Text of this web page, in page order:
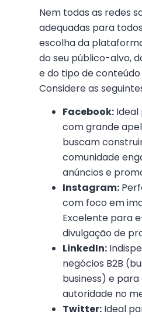
Nem todas as redes
adequadas para
escolha da
do seu público-alvo,
e do tipo de
Considere as
Facebook: Ideal
com grande
buscam
comunidade
anúncios e
Instagram:
com foco em
Excelente para
divulgação de
LinkedIn:
negócios B2B
business) e
autoridade no
Twitter: Ideal